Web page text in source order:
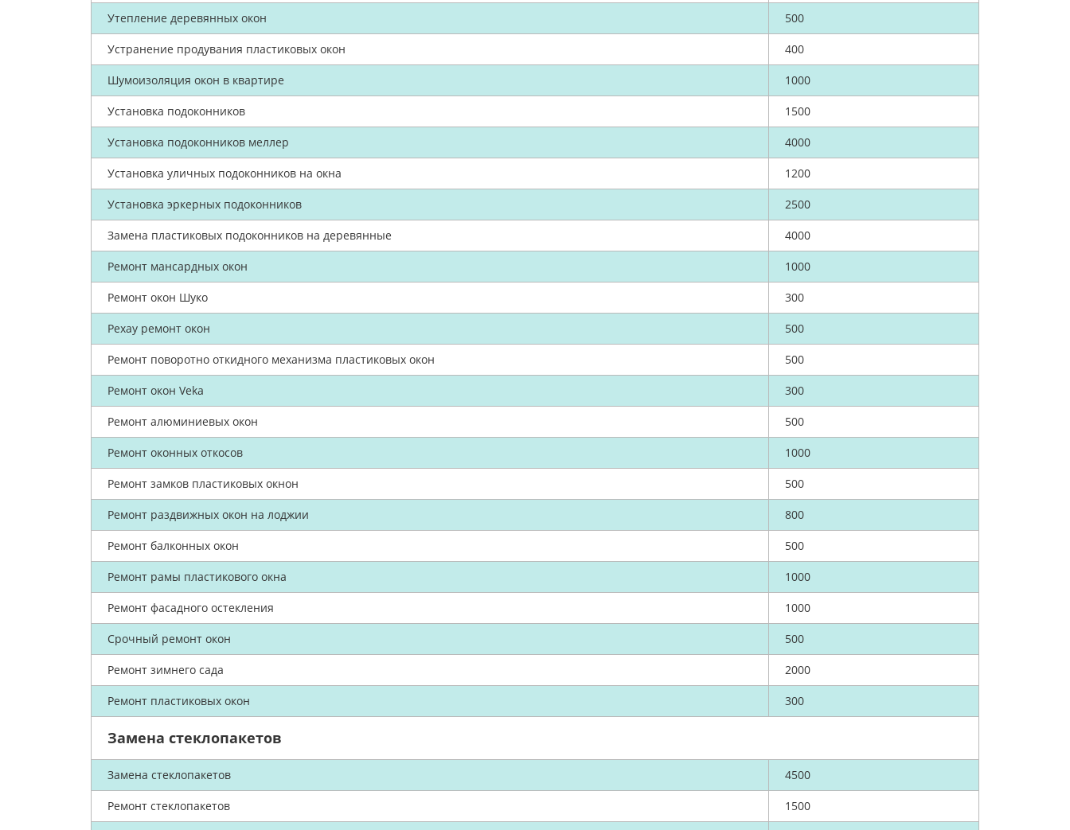
Утепление деревянных окон 500
Устранение продувания пластиковых окон 400
Шумоизоляция окон в квартире 1000
Установка подоконников 1500
Установка подоконников меллер 4000
Установка уличных подоконников на окна 1200
Установка эркерных подоконников 2500
Замена пластиковых подоконников на деревянные 4000
Ремонт мансардных окон 1000
Ремонт окон Шуко 300
Рехау ремонт окон 500
Ремонт поворотно откидного механизма пластиковых окон 500
Ремонт окон Veka 300
Ремонт алюминиевых окон 500
Ремонт оконных откосов 1000
Ремонт замков пластиковых окнон 500
Ремонт раздвижных окон на лоджии 800
Ремонт балконных окон 500
Ремонт рамы пластикового окна 1000
Ремонт фасадного остекления 1000
Срочный ремонт окон 500
Ремонт зимнего сада 2000
Ремонт пластиковых окон 300
Замена стеклопакетов
Замена стеклопакетов 4500
Ремонт стеклопакетов 1500